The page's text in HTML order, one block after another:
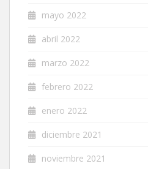
mayo 2022
abril 2022
marzo 2022
febrero 2022
enero 2022
diciembre 2021
noviembre 2021